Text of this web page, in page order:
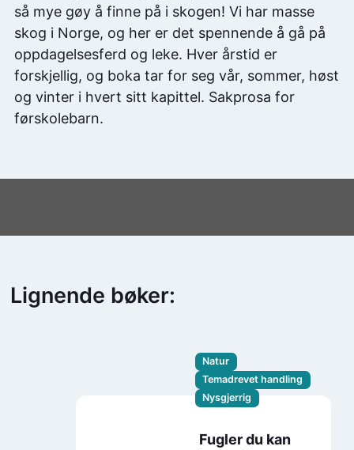
så mye gøy å finne på i skogen! Vi har masse
skog i Norge, og her er det spennende å gå på
oppdagelsesferd og leke. Hver årstid er
forskjellig, og boka tar for seg vår, sommer, høst
og vinter i hvert sitt kapittel. Sakprosa for
førskolebarn.
Lignende bøker:
Natur
Temadrevet handling
Nysgjerrig
Fugler du kan